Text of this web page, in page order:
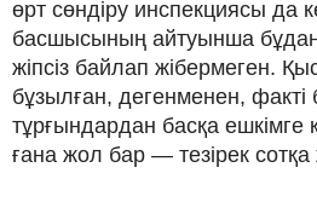
өрт сөндіру инспекциясы да
басшысының айтуынша бұдан
жіпсіз байлап жібермеген.
бұзылған, дегенменен,
тұрғындардан басқа ешкімге
ғана жол бар — тезірек сотқа